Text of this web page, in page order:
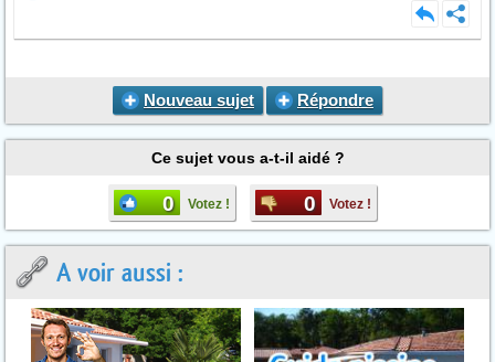
Nouveau sujet Répondre
Ce sujet vous a-t-il aidé ?
0 Votez ! 0 Votez !
A voir aussi :